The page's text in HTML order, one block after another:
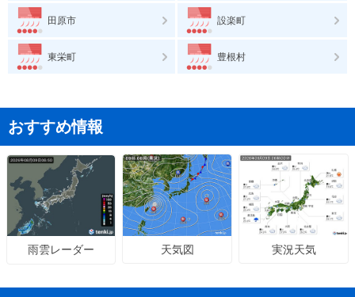
田原市 設楽町
東栄町 豊根村
おすすめ情報
雨雲レーダー 天気図 実況天気